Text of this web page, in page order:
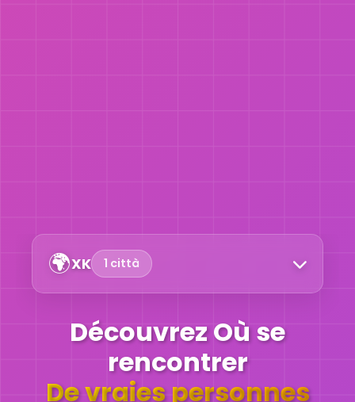
🌍XK 1 città
Découvrez Où se
rencontrer
De vraies personnes